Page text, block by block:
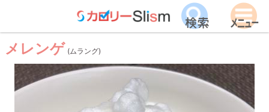
メレンゲ (ムラング)